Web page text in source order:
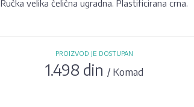
Ručka velika čelična ugradna. Plastificirana crna.
PROIZVOD JE DOSTUPAN
1.498 din / Komad